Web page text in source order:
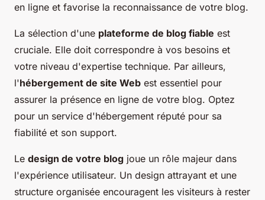
en ligne et favorise la reconnaissance de votre blog.
La sélection d'une plateforme de blog fiable est
cruciale. Elle doit correspondre à vos besoins et
votre niveau d'expertise technique. Par ailleurs,
l'hébergement de site Web est essentiel pour
assurer la présence en ligne de votre blog. Optez
pour un service d'hébergement réputé pour sa
fiabilité et son support.
Le design de votre blog joue un rôle majeur dans
l'expérience utilisateur. Un design attrayant et une
structure organisée encouragent les visiteurs à rester